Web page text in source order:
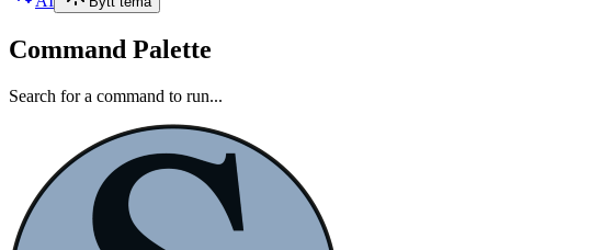
Command Palette
Search for a command to run...